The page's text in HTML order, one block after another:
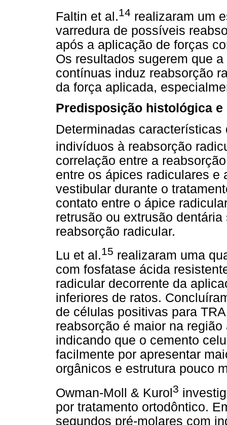
Faltin et al.14 realizaram um
varredura de possíveis
após a aplicação de forças
Os resultados sugerem que
contínuas induz reabsorção
da força aplicada,
Predisposição histológica
Determinadas
indivíduos à reabsorção
correlação entre a
entre os ápices radiculares
vestibular durante o
contato entre o ápice
retrusão ou extrusão
reabsorção radicular.
Lu et al.15 realizaram uma
com fosfatase ácida
radicular decorrente da
inferiores de ratos.
de células positivas para
reabsorção é maior na
indicando que o cemento
facilmente por apresentar
orgânicos e estrutura pouco
Owman-Moll & Kurol3
por tratamento ortodôntico.
segundos pré-molares com